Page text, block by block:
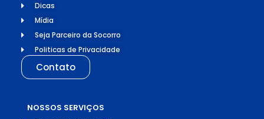
Dicas
Mídia
Seja Parceiro da Socorro
Politicas de Privacidade
Contato
NOSSOS SERVIÇOS